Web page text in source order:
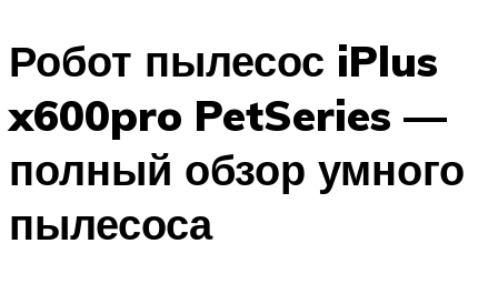
Робот пылесос iPlus
x600pro PetSeries —
полный обзор умного
пылесоса